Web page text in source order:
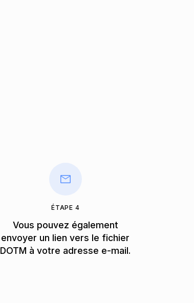
ÉTAPE 4
Vous pouvez également
envoyer un lien vers le fichier
DOTM à votre adresse e-mail.